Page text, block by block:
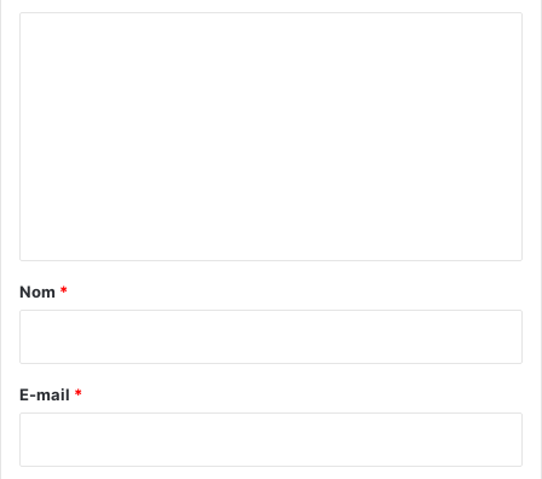
a
e
Nom *
E-mail *